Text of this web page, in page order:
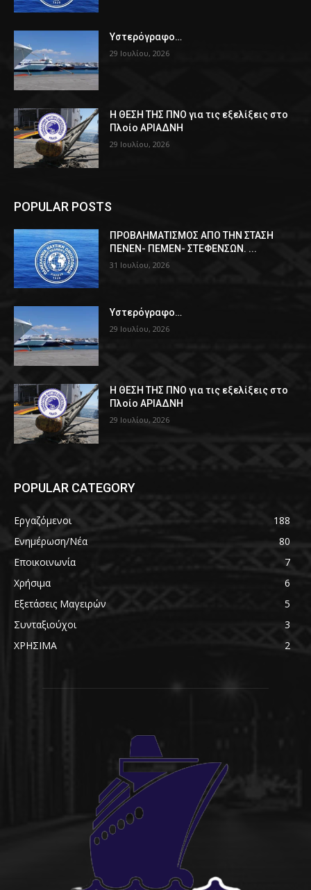
Υστερόγραφο…
29 Ιουλίου, 2026
Η ΘΕΣΗ ΤΗΣ ΠΝΟ για τις εξελίξεις στο
Πλοίο ΑΡΙΑΔΝΗ
29 Ιουλίου, 2026
POPULAR POSTS
ΠPOΒΛΗΜΑΤΙΣΜΟΣ ΑΠΟ ΤΗΝ ΣΤΑΣΗ
ΠΕΝΕΝ- ΠΕΜΕΝ- ΣΤΕΦΕΝΣΩΝ. ...
31 Ιουλίου, 2026
Υστερόγραφο…
29 Ιουλίου, 2026
Η ΘΕΣΗ ΤΗΣ ΠΝΟ για τις εξελίξεις στο
Πλοίο ΑΡΙΑΔΝΗ
29 Ιουλίου, 2026
POPULAR CATEGORY
Εργαζόμενοι
188
Ενημέρωση/Νέα
80
Εποικοινωνία
7
Χρήσιμα
6
Εξετάσεις Μαγειρών
5
Συνταξιούχοι
3
ΧΡΗΣΙΜΑ
2